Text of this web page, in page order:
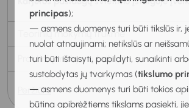
principas);
— asmens duomenys turi būti tikslūs ir,
nuolat atnaujinami; netikslūs ar
turi būti ištaisyti, papildyti, sunaikinti
sustabdytas jų tvarkymas (tikslumo
— asmens duomenys turi būti tokios
būtina apibrėžtiems tikslams pasiekti,
Teorinių mokymų trukmė
Praktinių mokymų trukmė
Peržiūra